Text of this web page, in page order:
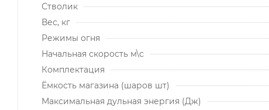
Стволик
Вес, кг
Режимы огня
Начальная скорость м\с
Комплектация
Ёмкость магазина (шаров шт)
Максимальная дульная энергия (Дж)